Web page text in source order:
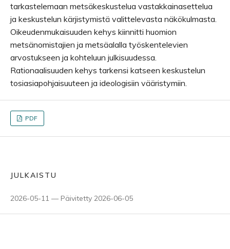
tarkastelemaan metsäkeskustelua vastakkainasettelua
ja keskustelun kärjistymistä valittelevasta näkökulmasta.
Oikeudenmukaisuuden kehys kiinnitti huomion
metsänomistajien ja metsäalalla työskentelevien
arvostukseen ja kohteluun julkisuudessa.
Rationaalisuuden kehys tarkensi katseen keskustelun
tosiasiapohjaisuuteen ja ideologisiin vääristymiin.
PDF
JULKAISTU
2026-05-11 — Päivitetty 2026-06-05